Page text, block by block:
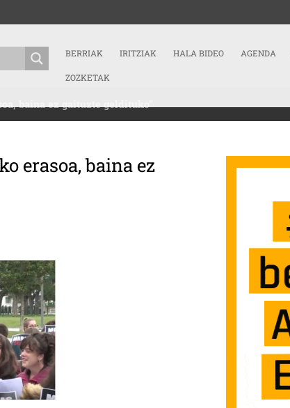
BERRIAK IRITZIAK HALA BIDEO AGENDA
ZOZKETAK
baina ez gaituzte geldituko”
erasoa, baina ez
“GOGORRA IZATEN ARI DA JASOTAKO ERASOA, BAINA EZ